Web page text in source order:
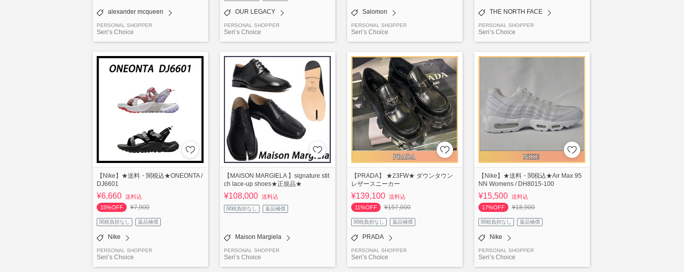
alexander mcqueen
PERSONAL SHOPPER
Seri’s Choice
OUR LEGACY
PERSONAL SHOPPER
Seri’s Choice
Salomon
PERSONAL SHOPPER
Seri’s Choice
THE NORTH FACE
PERSONAL SHOPPER
Seri’s Choice
【Nike】★送料・関税込★ONEONTA /
DJ6601
¥6,660 送料込
15%OFF
¥7,900
関税負担なし 返品補償
Nike
PERSONAL SHOPPER
Seri’s Choice
【MAISON MARGIELA 】signature stit
ch lace-up shoes★正規品★
¥108,000 送料込
関税負担なし 返品補償
Maison Margiela
PERSONAL SHOPPER
Seri’s Choice
【PRADA】 ★23FW★ ダウンタウン
レザースニーカー
¥139,100 送料込
11%OFF
¥157,000
関税負担なし 返品補償
PRADA
PERSONAL SHOPPER
Seri’s Choice
【Nike】★送料・関税込★Air Max 95
NN Womens / DH8015-100
¥15,500 送料込
17%OFF
¥18,900
関税負担なし 返品補償
Nike
PERSONAL SHOPPER
Seri’s Choice